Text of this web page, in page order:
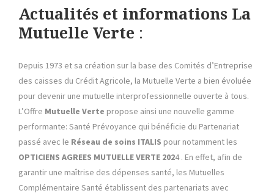
Actualités et informations La
Mutuelle Verte :
Depuis 1973 et sa création sur la base des Comités d’Entreprise
des caisses du Crédit Agricole, la Mutuelle Verte a bien évoluée
pour devenir une mutuelle interprofessionnelle ouverte à tous.
L’Offre Mutuelle Verte propose ainsi une nouvelle gamme
performante: Santé Prévoyance qui bénéficie du Partenariat
passé avec le Réseau de soins ITALIS pour notamment les
OPTICIENS AGREES MUTUELLE VERTE 2024 . En effet, afin de
garantir une maîtrise des dépenses santé, les Mutuelles
Complémentaire Santé établissent des partenariats avec